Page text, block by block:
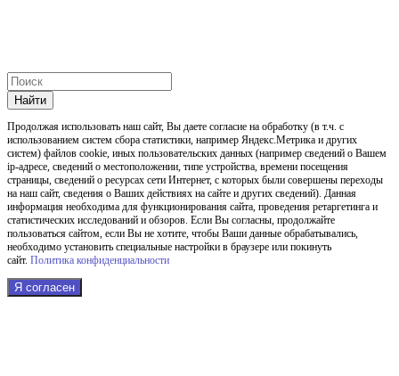
Найти
Продолжая использовать наш cайт, Вы даете согласие на обработку (в т.ч. с
использованием систем сбора статистики, например Яндекс.Метрика и других
систем) файлов cookie, иных пользовательских данных (например сведений о Вашем
ip-адресе, сведений о местоположении, типе устройства, времени посещения
страницы, сведений о ресурсах сети Интернет, с которых были совершены переходы
на наш сайт, сведения о Ваших действиях на сайте и других сведений). Данная
информация необходима для функционирования сайта, проведения ретаргетинга и
статистических исследований и обзоров. Если Вы согласны, продолжайте
пользоваться сайтом, если Вы не хотите, чтобы Ваши данные обрабатывались,
необходимо установить специальные настройки в браузере или покинуть
сайт. Политика конфиденциальности
Я согласен